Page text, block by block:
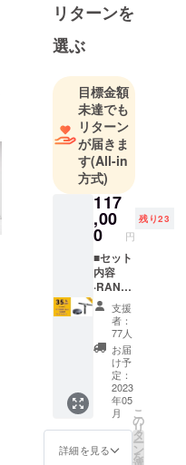
す。創業
チームは、
香港理工大
学
（PolyU）、
マサチュー
セッツ工科
大学
（MIT）、西
安交通大学
（XJTU）な
ど、国際的
に著名な研
究機関の博
士号を持つ
専門家より
構成された
精鋭グルー
プです。強
力なソフト
ウェアやア
により、弊
リターンを
選ぶ
目標金額
未達でも
リターン
が届きま
す(All-in
方式)
117
,00
0 円
残り23
■セット
内容
·RANG
E 3Dス
キャ
ナーx1 ·
大型
ターン
テーブ
ルx1 ■
付属品 ·
スマー
トフォ
ンホル
ダーx1 ·
支援
者：
77人
お届
け予
定：
2023
年05
月
詳細を見る
こ
の
リ
タ
ー
ン
を